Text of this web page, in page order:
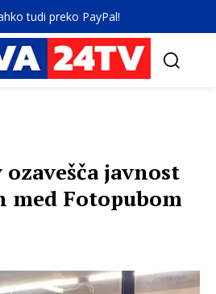
tudi preko PayPal!
javnost
med Fotopubom